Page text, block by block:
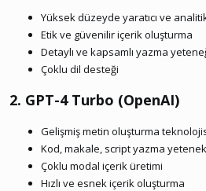
Yüksek düzeyde yaratıcı ve
Etik ve güvenilir içerik oluşturma
Detaylı ve kapsamlı yazma
Çoklu dil desteği
2. GPT-4 Turbo (OpenAI)​
Gelişmiş metin oluşturma
Kod, makale, script yazma
Çoklu modal içerik üretimi
Hızlı ve esnek içerik oluşturma